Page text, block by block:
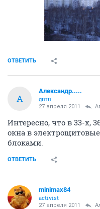
ОТВЕТИТЬ
А
Александр.....
guru
27 апреля 2011
Интересно, что в 33-х,
окна в
блоками.
ОТВЕТИТЬ
minimax84
activist
27 апреля 2011